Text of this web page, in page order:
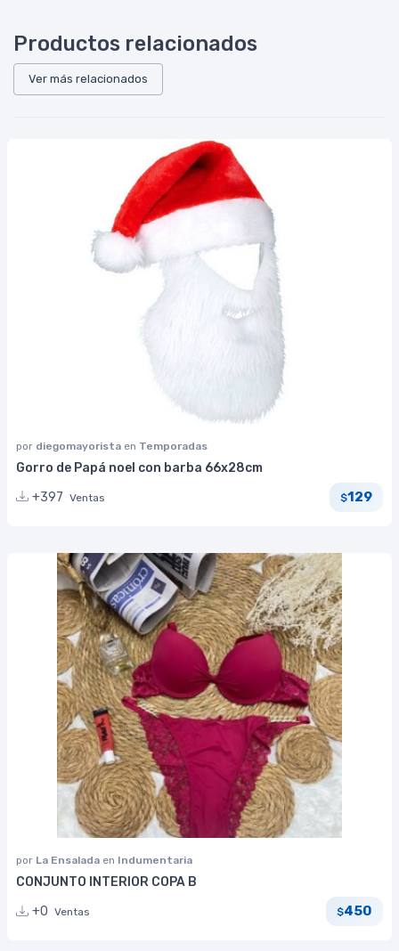
Productos relacionados
Ver más relacionados
por diegomayorista en Temporadas
Gorro de Papá noel con barba 66x28cm
+397 Ventas $129
por La Ensalada en Indumentaria
CONJUNTO INTERIOR COPA B
+0 Ventas $450